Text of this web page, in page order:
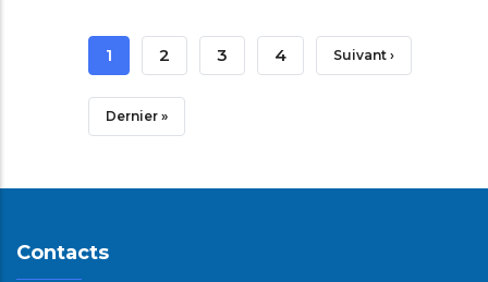
Pagination
Page
Courante
1 Page
2 Page
3 Page
4 Page
Suivant ›
Dernière
Dernier »
Contacts